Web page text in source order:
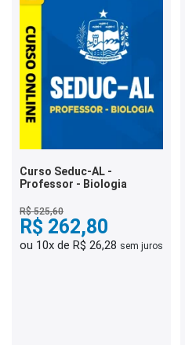
Curso Seduc-AL -
Professor - Biologia
R$ 525,60
R$ 262,80
ou 10x de R$ 26,28 sem juros